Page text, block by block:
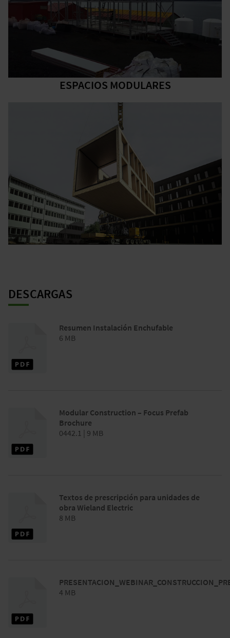
Volver al inicio
Volver al inicio
Volver al inicio
ESPACIOS MODULARES
DESCARGAS
Resumen Instalación Enchufable
6 MB
Modular Construction – Focus Prefab
Brochure
0442.1 | 9 MB
Textos de prescripción para unidades de
obra Wieland Electric
8 MB
4 MB